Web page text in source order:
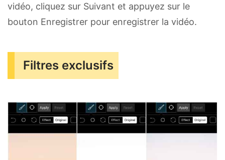
vidéo, cliquez sur Suivant et appuyez sur le
bouton Enregistrer pour enregistrer la vidéo.
Filtres exclusifs